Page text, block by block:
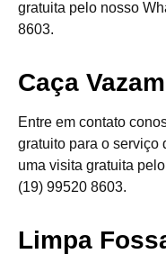
gratuita pelo nosso
8603.
Caça
Entre em contato
gratuito para o serviço
uma visita gratuita
(19) 99520 8603.
Limpa